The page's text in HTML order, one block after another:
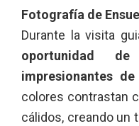
Fotografía de
Durante la visita
oportunidad
impresionantes
colores contrastan
cálidos, creando un